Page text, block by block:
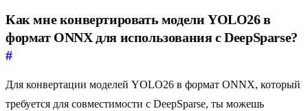
Как мне конвертировать модели YOLO26 в
формат ONNX для использования с DeepSparse?
#
Для конвертации моделей YOLO26 в формат ONNX, который
требуется для совместимости с DeepSparse, ты можешь